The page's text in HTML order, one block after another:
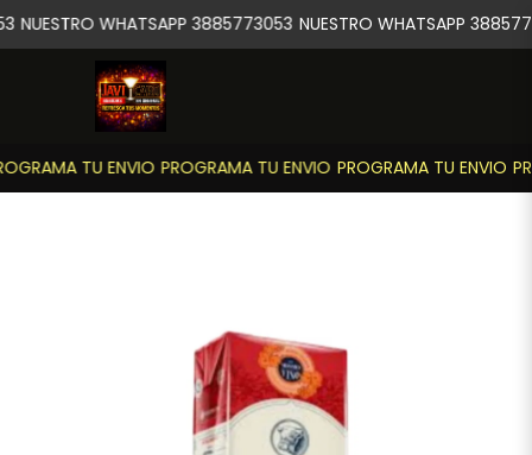
TU ENVIO PROGRAMA TU ENVIO PROGRAMA TU ENVIO
NUESTRO WHATSAPP 3885773053 NUESTRO WHATSAPP